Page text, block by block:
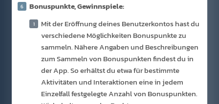
Bonuspunkte, Gewinnspiele:
Mit der Eröffnung deines Benutzerkontos hast du
verschiedene Möglichkeiten Bonuspunkte zu
sammeln. Nähere Angaben und Beschreibungen
zum Sammeln von Bonuspunkten findest du in
der App. So erhältst du etwa für bestimmte
Aktivitäten und Interaktionen eine in jedem
Einzelfall festgelegte Anzahl von Bonuspunkten.